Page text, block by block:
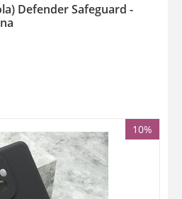
Defender Safeguard -
10%